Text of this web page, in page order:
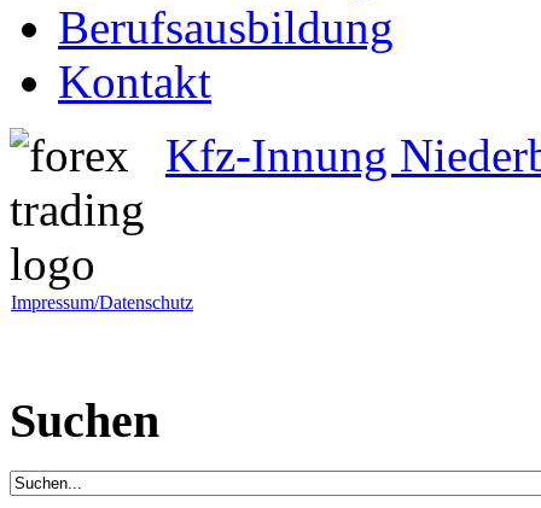
Berufsausbildung
Kontakt
Kfz-Innung
Impressum/Datenschutz
Suchen